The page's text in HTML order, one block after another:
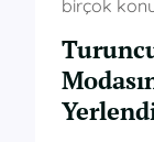
birçok